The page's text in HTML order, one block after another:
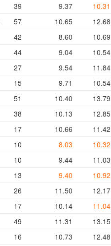
39 9.37 10.31
57 10.65 12.68
42 8.60 10.69
44 9.04 10.54
27 9.54 11.84
15 9.71 10.54
51 10.40 13.79
38 10.13 12.85
17 10.66 11.42
10 8.03 10.32
10 9.44 11.03
13 9.40 10.92
26 11.50 12.17
17 10.14 11.04
49 11.31 13.15
16 10.73 12.48